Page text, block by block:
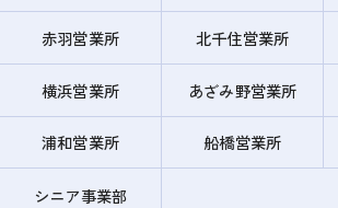
赤羽営業所 北千住営業所
横浜営業所 あざみ野営業所
浦和営業所 船橋営業所
シニア事業部